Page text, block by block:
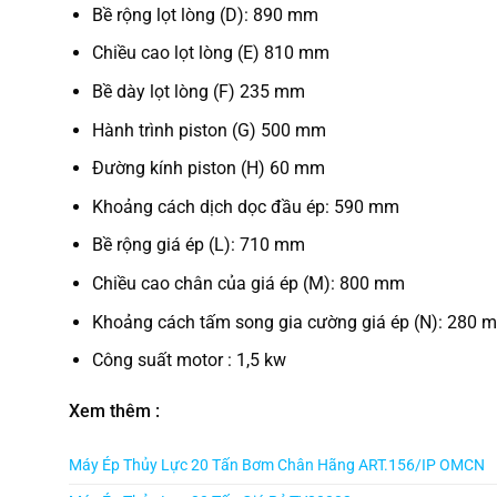
Bề rộng lọt lòng (D): 890 mm
Chiều cao lọt lòng (E) 810 mm
Bề dày lọt lòng (F) 235 mm
Hành trình piston (G) 500 mm
Đường kính piston (H) 60 mm
Khoảng cách dịch dọc đầu ép: 590 mm
Bề rộng giá ép (L): 710 mm
Chiều cao chân của giá ép (M): 800 mm
Khoảng cách tấm song gia cường giá ép (N): 280
Công suất motor : 1,5 kw
Xem thêm :
Máy Ép Thủy Lực 20 Tấn Bơm Chân Hãng ART.156/IP OMCN